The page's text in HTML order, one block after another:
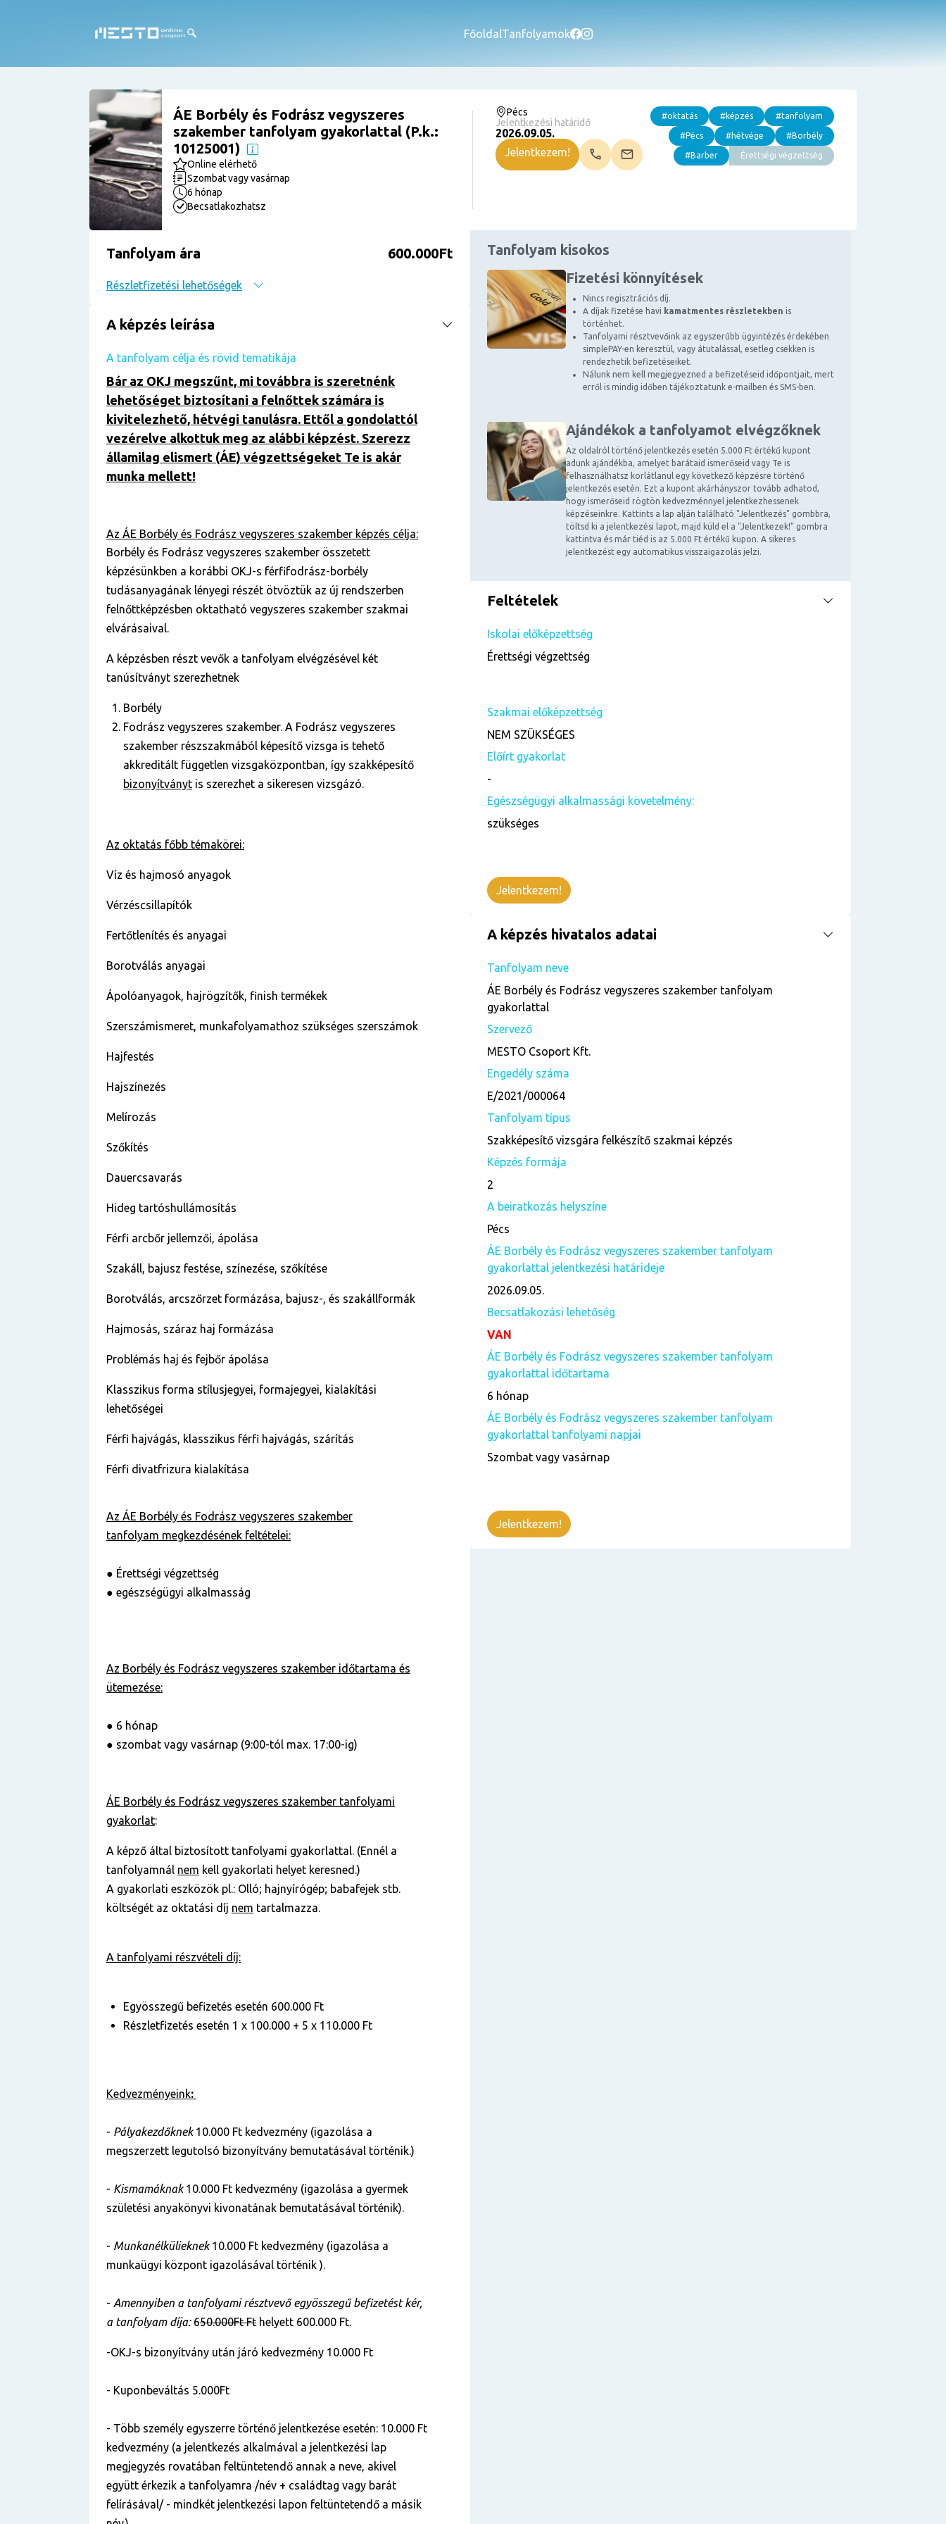
Főoldal Tanfolyamok
ÁE Borbély és Fodrász vegyszeres
szakember tanfolyam gyakorlattal (P.k.:
10125001)
Online elérhető
Szombat vagy vasárnap
6 hónap
Becsatlakozhatsz
Pécs
Jelentkezési határidő
2026.09.05.
Jelentkezem!
#oktatás #képzés #tanfolyam
#Pécs #hétvége #Borbély
#Barber Érettségi végzettség
Tanfolyam ára 600.000Ft
Részletfizetési lehetőségek
A képzés leírása
A tanfolyam célja és rövid tematikája
Bár az OKJ megszűnt, mi továbbra is szeretnénk
lehetőséget biztosítani a felnőttek számára is
kivitelezhető, hétvégi tanulásra. Ettől a gondolattól
vezérelve alkottuk meg az alábbi képzést. Szerezz
államilag elismert (ÁE) végzettségeket Te is akár
munka mellett!
Az ÁE Borbély és Fodrász vegyszeres szakember képzés célja:
Borbély és Fodrász vegyszeres szakember összetett
képzésünkben a korábbi OKJ-s férfifodrász-borbély
tudásanyagának lényegi részét ötvöztük az új rendszerben
felnőttképzésben oktatható vegyszeres szakember szakmai
elvárásaival.
A képzésben részt vevők a tanfolyam elvégzésével két
tanúsítványt szerezhetnek
Borbély
Fodrász vegyszeres szakember. A Fodrász vegyszeres
szakember részszakmából képesítő vizsga is tehető
akkreditált független vizsgaközpontban, így szakképesítő
bizonyítványt is szerezhet a sikeresen vizsgázó.
Az oktatás főbb témakörei:
Víz és hajmosó anyagok
Vérzéscsillapítók
Fertőtlenítés és anyagai
Borotválás anyagai
Ápolóanyagok, hajrögzítők, finish termékek
Szerszámismeret, munkafolyamathoz szükséges szerszámok
Hajfestés
Hajszínezés
Melírozás
Szőkítés
Dauercsavarás
Hideg tartóshullámosítás
Férfi arcbőr jellemzői, ápolása
Szakáll, bajusz festése, színezése, szőkítése
Borotválás, arcszőrzet formázása, bajusz-, és szakállformák
Hajmosás, száraz haj formázása
Problémás haj és fejbőr ápolása
Klasszikus forma stílusjegyei, formajegyei, kialakítási
lehetőségei
Férfi hajvágás, klasszikus férfi hajvágás, szárítás
Férfi divatfrizura kialakítása
Az ÁE Borbély és Fodrász vegyszeres szakember
tanfolyam megkezdésének feltételei:
● Érettségi végzettség
● egészségügyi alkalmasság
Az Borbély és Fodrász vegyszeres szakember időtartama és
ütemezése:
● 6 hónap
● szombat vagy vasárnap (9:00-tól max. 17:00-ig)
ÁE Borbély és Fodrász vegyszeres szakember tanfolyami
gyakorlat:
A képző által biztosított tanfolyami gyakorlattal. (Ennél a
tanfolyamnál nem kell gyakorlati helyet keresned.)
A gyakorlati eszközök pl.: Olló; hajnyírógép; babafejek stb.
költségét az oktatási díj nem tartalmazza.
A tanfolyami részvételi díj:
Egyösszegű befizetés esetén 600.000 Ft
Részletfizetés esetén 1 x 100.000 + 5 x 110.000 Ft
Kedvezményeink:
- Pályakezdőknek10.000 Ft kedvezmény (igazolása a
megszerzett legutolsó bizonyítvány bemutatásával történik.)
- Kismamáknak10.000 Ft kedvezmény (igazolása a gyermek
születési anyakönyvi kivonatának bemutatásával történik).
- Munkanélkülieknek10.000 Ft kedvezmény (igazolása a
munkaügyi központ igazolásával történik ).
- Amennyiben a tanfolyami résztvevő egyösszegű befizetést kér,
a tanfolyam díja:650.000Ft Ft helyett 600.000 Ft.
-OKJ-s bizonyítvány után járó kedvezmény 10.000 Ft
- Kuponbeváltás 5.000Ft
- Több személy egyszerre történő jelentkezése esetén: 10.000 Ft
kedvezmény (a jelentkezés alkalmával a jelentkezési lap
megjegyzés rovatában feltüntetendő annak a neve, akivel
együtt érkezik a tanfolyamra /név + családtag vagy barát
felírásával/ - mindkét jelentkezési lapon feltüntetendő a másik
Tanfolyam kisokos
Fizetési könnyítések
Nincs regisztrációs díj.
A díjak fizetése havi kamatmentes részletekben is
történhet.
Tanfolyami résztvevőink az egyszerűbb ügyintézés érdekében
simplePAY-en keresztül, vagy átutalással, esetleg csekken is
rendezhetik befizetéseiket.
Nálunk nem kell megjegyezned a befizetéseid időpontjait, mert
erről is mindig időben tájékoztatunk e-mailben és SMS-ben.
Ajándékok a tanfolyamot elvégzőknek
Az oldalról történő jelentkezés esetén 5.000 Ft értékű kupont
adunk ajándékba, amelyet barátaid ismerőseid vagy Te is
felhasználhatsz korlátlanul egy következő képzésre történő
jelentkezés esetén. Ezt a kupont akárhányszor tovább adhatod,
hogy ismerőseid rögtön kedvezménnyel jelentkezhessenek
képzéseinkre. Kattints a lap alján található "Jelentkezés" gombbra,
töltsd ki a jelentkezési lapot, majd küld el a "Jelentkezek!" gombra
kattintva és már tiéd is az 5.000 Ft értékű kupon. A sikeres
jelentkezést egy automatikus visszaigazolás jelzi.
Feltételek
Iskolai előképzettség
Érettségi végzettség
Szakmai előképzettség
NEM SZÜKSÉGES
Előírt gyakorlat
-
Egészségügyi alkalmassági követelmény:
szükséges
Jelentkezem!
A képzés hivatalos adatai
Tanfolyam neve
ÁE Borbély és Fodrász vegyszeres szakember tanfolyam
gyakorlattal
Szervező
MESTO Csoport Kft.
Engedély száma
E/2021/000064
Tanfolyam típus
Szakképesítő vizsgára felkészítő szakmai képzés
Képzés formája
2
A beiratkozás helyszíne
Pécs
ÁE Borbély és Fodrász vegyszeres szakember tanfolyam
gyakorlattal jelentkezési határideje
2026.09.05.
Becsatlakozási lehetőség
VAN
ÁE Borbély és Fodrász vegyszeres szakember tanfolyam
gyakorlattal időtartama
6 hónap
ÁE Borbély és Fodrász vegyszeres szakember tanfolyam
gyakorlattal tanfolyami napjai
Szombat vagy vasárnap
Jelentkezem!